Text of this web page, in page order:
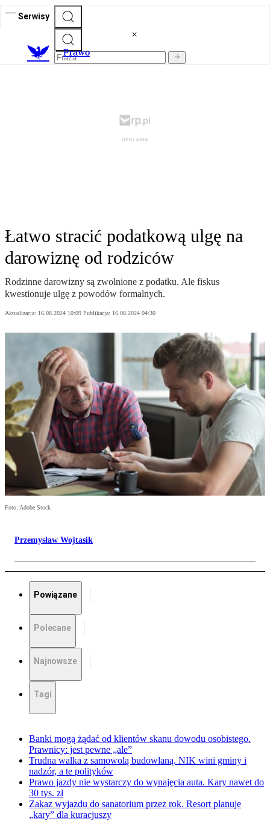
Serwisy
Prawo
Łatwo stracić podatkową ulgę na
darowiznę od rodziców
Rodzinne darowizny są zwolnione z podatku. Ale fiskus
kwestionuje ulgę z powodów formalnych.
Aktualizacja: 16.08.2024 10:09 Publikacja: 16.08.2024 04:30
Foto: Adobe Stock
Przemysław Wojtasik
Powiązane
Polecane
Najnowsze
Tagi
Banki mogą żądać od klientów skanu dowodu osobistego.
Prawnicy: jest pewne „ale”
Trudna walka z samowolą budowlaną. NIK wini gminy i
nadzór, a te polityków
Prawo jazdy nie wystarczy do wynajęcia auta. Kary nawet do
30 tys. zł
Zakaz wyjazdu do sanatorium przez rok. Resort planuje
„kary” dla kuracjuszy